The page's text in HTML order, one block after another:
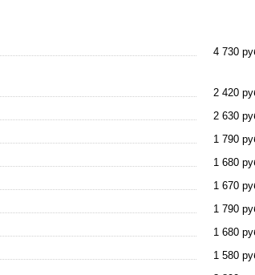
4 730
2 420
2 630
1 790
1 680
1 670
1 790
1 680
1 580